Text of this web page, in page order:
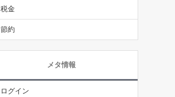
税金
節約
メタ情報
ログイン